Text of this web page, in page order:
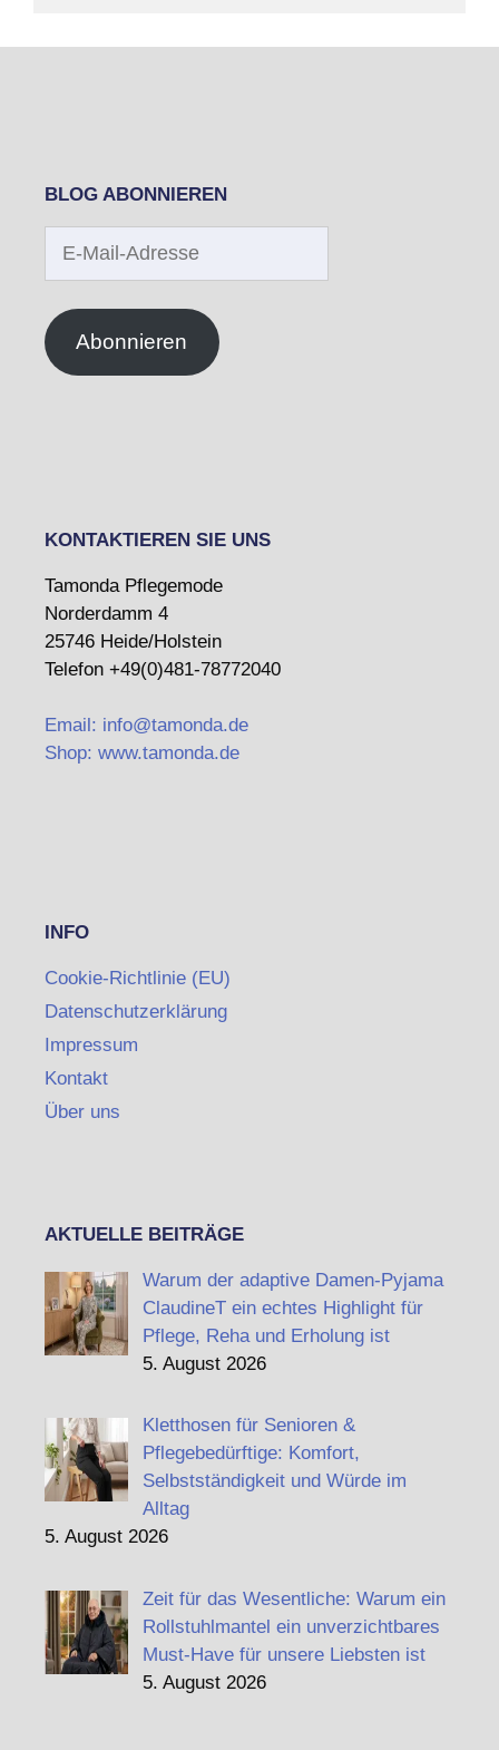
BLOG ABONNIEREN
Mail-
Abonnieren
KONTAKTIEREN SIE UNS
Tamonda Pflegemode
Norderdamm 4
25746 Heide/Holstein
Telefon +49(0)481-78772040
Email: info@tamonda.de
Shop: www.tamonda.de
INFO
Cookie-Richtlinie (EU)
Datenschutzerklärung
Impressum
Kontakt
Über uns
AKTUELLE BEITRÄGE
Warum der adaptive Damen-Pyjama
ClaudineT ein echtes Highlight für
Pflege, Reha und Erholung ist
5. August 2026
Kletthosen für Senioren &
Pflegebedürftige: Komfort,
Selbstständigkeit und Würde im
Alltag
5. August 2026
Zeit für das Wesentliche: Warum ein
Rollstuhlmantel ein unverzichtbares
Must-Have für unsere Liebsten ist
5. August 2026